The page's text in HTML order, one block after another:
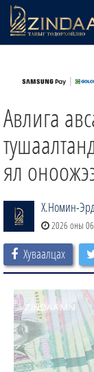
ТВ8
ӨГЛӨӨНИЙ СОНИН
ЗИНДАА СЭТГҮҮЛ
Авлига
ял
Х.Номин-
2026 оны
Хуваалцах